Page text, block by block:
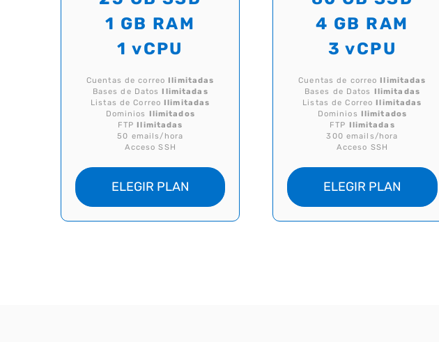
1 GB RAM
1 vCPU
Cuentas de correo Ilimitadas
Bases de Datos Ilimitadas
Listas de Correo Ilimitadas
Dominios
Ilimitados
FTP Ilimitadas
50 emails/hora
Acceso SSH
ELEGIR PLAN
4 GB RAM
3 vCPU
Cuentas de correo Ilimitadas
Bases de Datos
Ilimitadas
Listas de Correo Ilimitadas
Dominios Ilimitados
FTP Ilimitadas
300 emails/hora
Acceso SSH
ELEGIR PLAN